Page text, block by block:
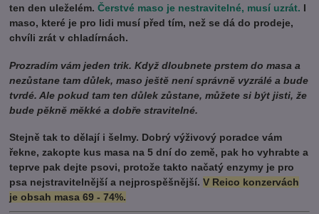
ten den uleželém.Čerstvé maso je nestravitelné, musí uzrát. I
maso, které je pro lidi musí před tím, než se dá do prodeje,
chvíli zrát v chladírnách.
Prozradím vám jeden trik. Když dloubnete prstem do masa a
nezůstane tam důlek, maso ještě není správně vyzrálé a bude
tvrdé. Ale pokud tam ten důlek zůstane, můžete si být jisti, že
bude pěkně měkké a dobře stravitelné.
Stejně tak to dělají i šelmy. Dobrý výživový poradce vám
řekne, zakopte kus masa na 5 dní do země, pak ho vyhrabte a
teprve pak dejte psovi, protože takto načatý enzymy je pro
psa nejstravitelnější a nejprospěšnější.V Reico konzervách
je obsah masa 69 - 74%.